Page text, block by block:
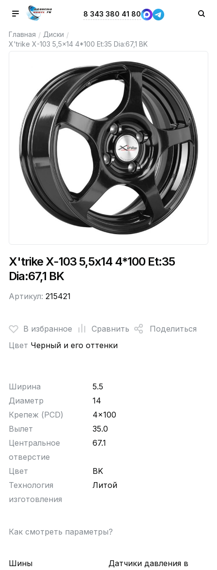
8 343 380 41 80
Главная / Диски /
X'trike X-103 5,5x14 4*100 Et:35 Dia:67,1 BK
X'trike X-103 5,5x14 4*100 Et:35
Dia:67,1 BK
Артикул: 215421
В избранное Сравнить
Поделиться
Цвет Черный и его оттенки
Ширина
5.5
Диаметр
14
Крепеж (PCD)
4x100
Вылет
35.0
Центральное
отверстие
67.1
Цвет
BK
Технология
изготовления
Литой
Как смотреть параметры?
Шины
Датчики давления в